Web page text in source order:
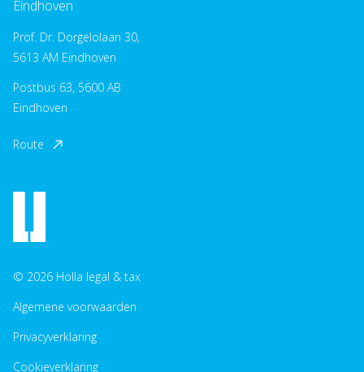
Eindhoven
Prof. Dr. Dorgelolaan 30,
5613 AM Eindhoven
Postbus 63, 5600 AB
Eindhoven
Route
© 2026 Holla legal & tax
Algemene voorwaarden
Privacyverklaring
Cookieverklaring